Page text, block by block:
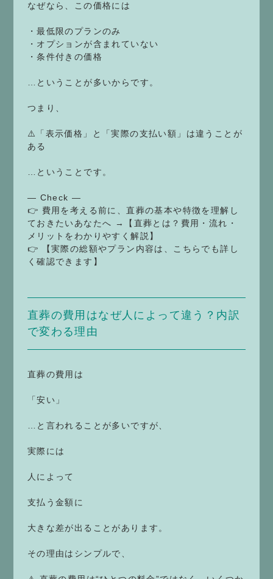
なぜなら、この価格には
・最低限のプランのみ
・オプションが含まれていない
・条件付きの価格
…ということが多いからです。
つまり、
⚠️「表示価格」と「実際の支払い額」は違うことが
ある
…ということです。
— Check —
👉 費用を考える前に、直葬の基本や特徴を理解し
ておきたいあなたへ →【直葬とは？費用・流れ・
メリットをわかりやすく解説】
👉 【実際の総額やプラン内容は、こちらでも詳し
く確認できます】
直葬の費用はなぜ人によって違う？内訳
で変わる理由
直葬の費用は
「安い」
…と言われることが多いですが、
実際には
人によって
支払う金額に
大きな差が出ることがあります。
その理由はシンプルで、